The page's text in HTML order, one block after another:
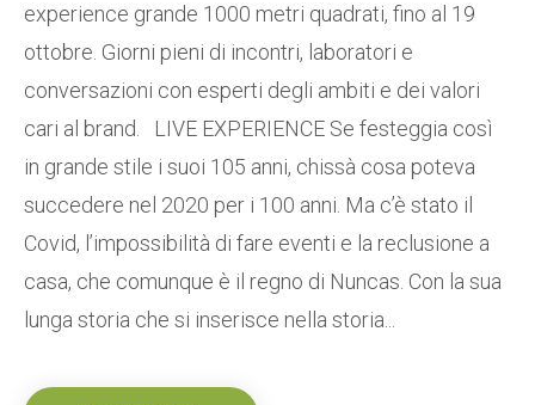
experience grande 1000 metri quadrati, fino al 19
ottobre. Giorni pieni di incontri, laboratori e
conversazioni con esperti degli ambiti e dei valori
cari al brand. LIVE EXPERIENCE Se festeggia così
in grande stile i suoi 105 anni, chissà cosa poteva
succedere nel 2020 per i 100 anni. Ma c’è stato il
Covid, l’impossibilità di fare eventi e la reclusione a
casa, che comunque è il regno di Nuncas. Con la sua
lunga storia che si inserisce nella storia...